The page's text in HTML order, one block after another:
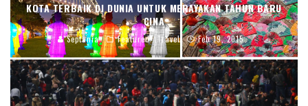
KOTA TERBAIK DI DUNIA UNTUK MERAYAKAN TAHUN BARU
CINA
Septania Featured Travel Feb 19, 2015